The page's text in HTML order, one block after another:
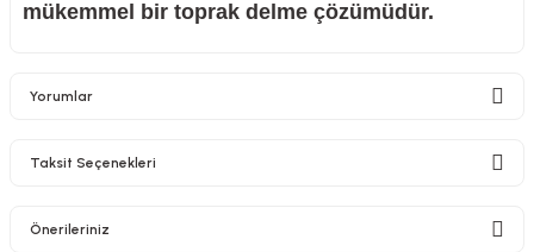
mükemmel bir toprak delme çözümüdür.
Yorumlar
Taksit Seçenekleri
Önerileriniz